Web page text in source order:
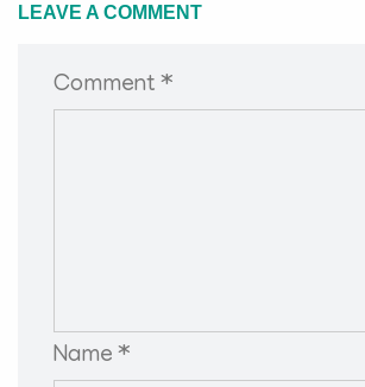
LEAVE A COMMENT
Comment *
Name *